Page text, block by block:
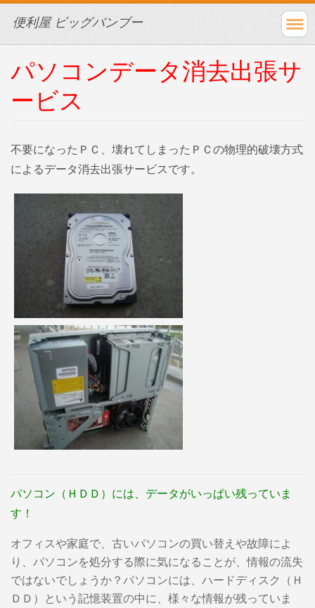
便利屋 ビッグバンブー
パソコンデータ消去出張サ
ービス
不要になったＰＣ、壊れてしまったＰＣの物理的破壊方式
によるデータ消去出張サービスです。
パソコン（ＨＤＤ）には、データがいっぱい残っていま
す！
オフィスや家庭で、古いパソコンの買い替えや故障によ
り、パソコンを処分する際に気になることが、情報の流失
ではないでしょうか？パソコンには、ハードディスク（Ｈ
ＤＤ）という記憶装置の中に、様々な情報が残っていま